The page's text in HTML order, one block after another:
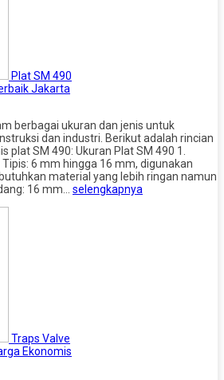
Plat SM 490
Jakarta
berbagai ukuran dan jenis untuk
dan industri. Berikut adalah rincian
plat SM 490: Ukuran Plat SM 490 1.
6 mm hingga 16 mm, digunakan
material yang lebih ringan namun
16 mm… selengkapnya
Traps Valve
Ekonomis